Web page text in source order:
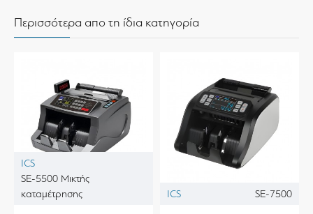
Περισσότερα απο τη ίδια κατηγορία
ICS
SE-5500 Μικτής
καταμέτρησης
ICS SE-7500